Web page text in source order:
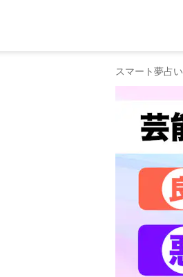
スマート夢占い